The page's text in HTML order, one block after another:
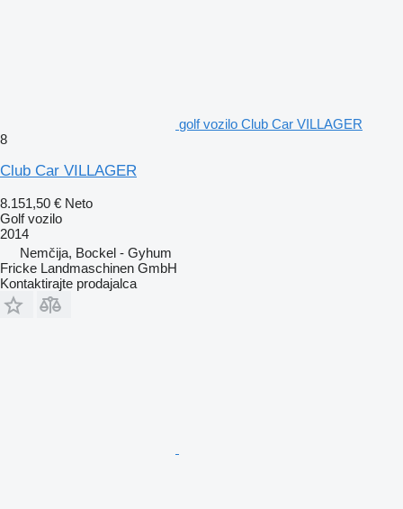
golf vozilo Club Car VILLAGER
8
Club Car VILLAGER
8.151,50 € Neto
Golf vozilo
2014
Nemčija, Bockel - Gyhum
Fricke Landmaschinen GmbH
Kontaktirajte prodajalca